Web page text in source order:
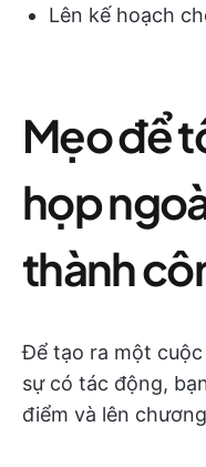
Lên kế hoạch
Mẹo để
họp
thành
Để tạo ra một
sự có tác động,
điểm và lên